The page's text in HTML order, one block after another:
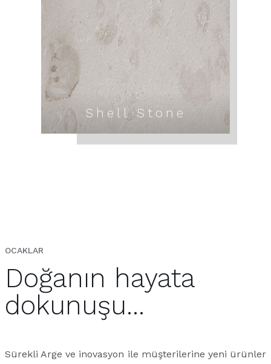
Shell Stone
OCAKLAR
Doğanın hayata
dokunuşu...
Sürekli Arge ve inovasyon ile müşterilerine yeni ürünler